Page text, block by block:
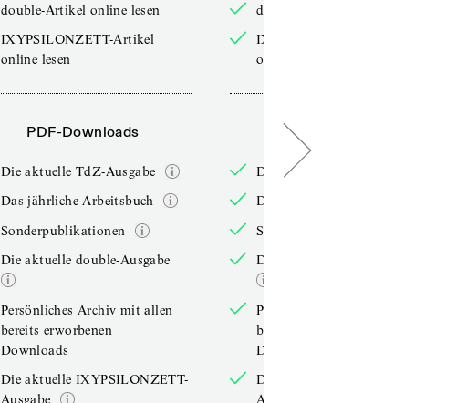
double-Artikel online lesen
IXYPSILONZETT-Artikel
online lesen
PDF-Downloads
Die aktuelle TdZ-Ausgabe
Das jährliche Arbeitsbuch
Sonderpublikationen
Die aktuelle double-Ausgabe
Persönliches Archiv mit allen
bereits erworbenen
Downloads
Die aktuelle IXYPSILONZETT-
double-Artikel online lesen
IXYPSILONZETT-Artikel
online lesen
PDF-Downloads
Die aktuelle TdZ-Ausgabe
Das jährliche Arbeitsbuch
Sonderpublikationen
Die aktuelle double-Ausgabe
Persönliches Archiv mit allen
bereits erworbenen
Downloads
Die aktuelle IXYPSILONZETT-